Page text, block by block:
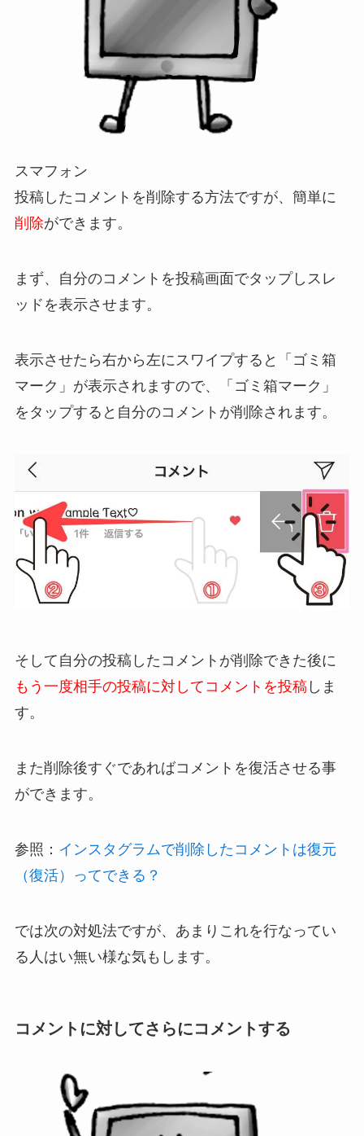
スマフォン
投稿したコメントを削除する方法ですが、簡単に
削除ができます。
まず、自分のコメントを投稿画面でタップしスレ
ッドを表示させます。
表示させたら右から左にスワイプすると「ゴミ箱
マーク」が表示されますので、「ゴミ箱マーク」
をタップすると自分のコメントが削除されます。
そして自分の投稿したコメントが削除できた後に
もう一度相手の投稿に対してコメントを投稿しま
す。
また削除後すぐであればコメントを復活させる事
ができます。
参照： インスタグラムで削除したコメントは復元
（復活）ってできる？
では次の対処法ですが、あまりこれを行なってい
る人はい無い様な気もします。
コメントに対してさらにコメントする